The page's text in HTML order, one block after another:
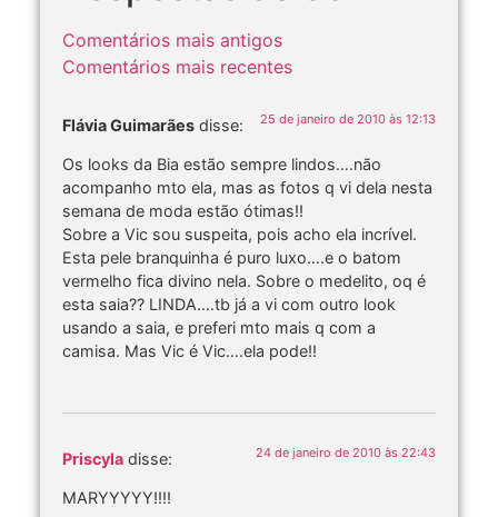
Comentários mais antigos
Comentários mais recentes
Flávia Guimarães disse: 25 de janeiro de 2010 às 12:13
Os looks da Bia estão sempre lindos….não
acompanho mto ela, mas as fotos q vi dela nesta
semana de moda estão ótimas!!
Sobre a Vic sou suspeita, pois acho ela incrível.
Esta pele branquinha é puro luxo….e o batom
vermelho fica divino nela. Sobre o medelito, oq é
esta saia?? LINDA….tb já a vi com outro look
usando a saia, e preferi mto mais q com a
camisa. Mas Vic é Vic….ela pode!!
Priscyla disse: 24 de janeiro de 2010 às 22:43
MARYYYYY!!!!